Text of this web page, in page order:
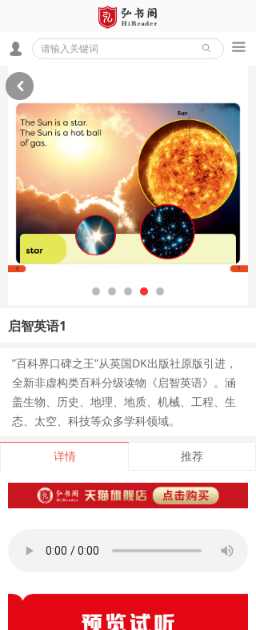
ꄙ 끀
넙
启智英语1
详情 推荐
낒
”百科界口碑之王”从英国DK出版社原版引进，
全新非虚构类百科分级读物《启智英语》。涵
盖生物、历史、地理、地质、机械、工程、生
态、太空、科技等众多学科领域。